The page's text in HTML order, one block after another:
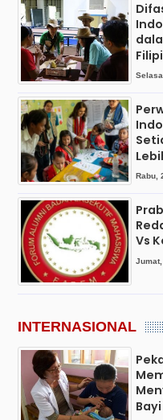
Rabu,
Vs
INTERNASIONAL
Bayi